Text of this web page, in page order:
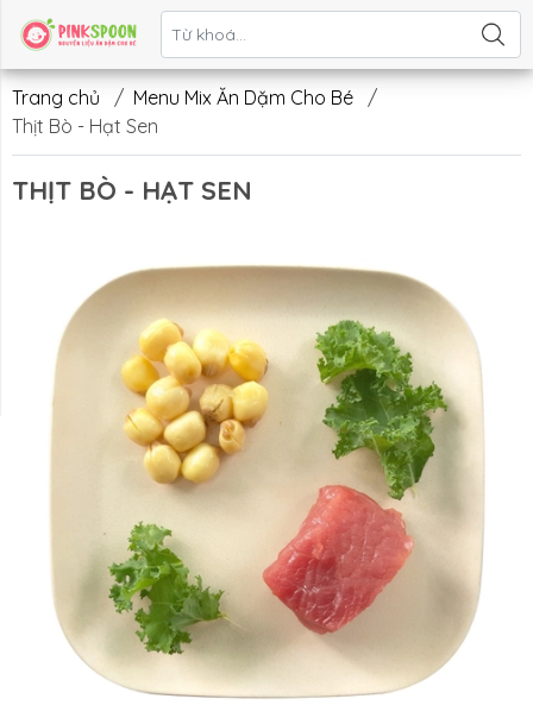
Liên hệ
Trang chủ / Menu Mix Ăn Dặm Cho Bé
/
Thịt Bò - Hạt Sen
THỊT BÒ - HẠT SEN